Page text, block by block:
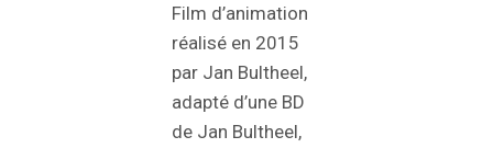
Film d’animation
réalisé en 2015
par Jan Bultheel,
adapté d’une BD
de Jan Bultheel,